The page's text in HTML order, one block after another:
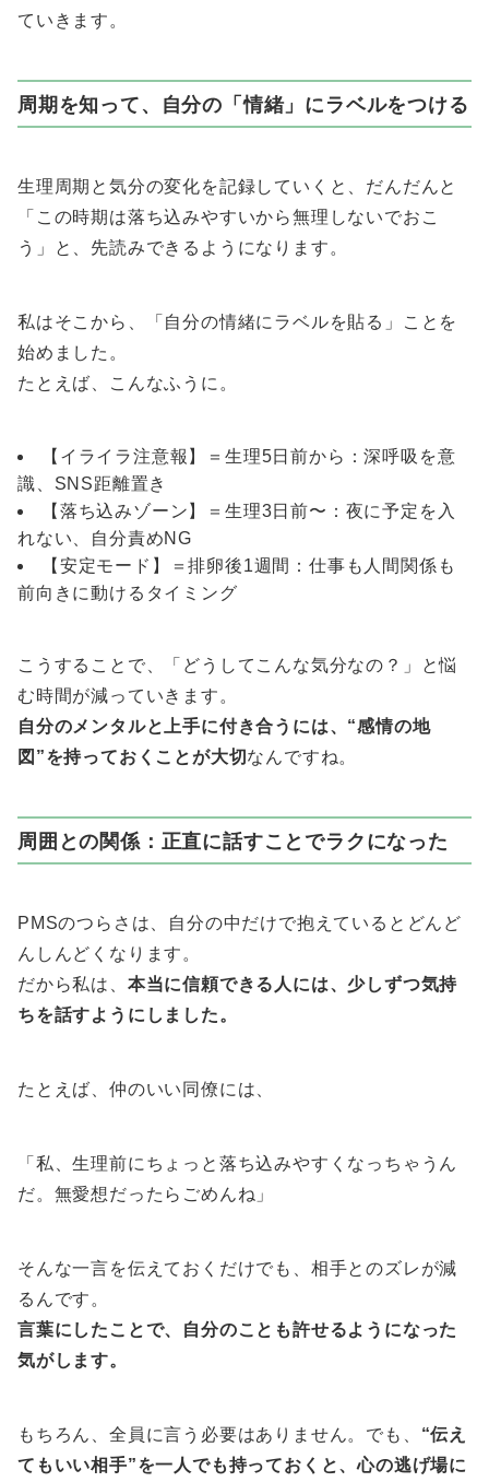
ていきます。
周期を知って、自分の「情緒」にラベルをつける
生理周期と気分の変化を記録していくと、だんだんと
「この時期は落ち込みやすいから無理しないでおこ
う」と、先読みできるようになります。
私はそこから、「自分の情緒にラベルを貼る」ことを
始めました。
たとえば、こんなふうに。
【イライラ注意報】＝生理5日前から：深呼吸を意
識、SNS距離置き
【落ち込みゾーン】＝生理3日前〜：夜に予定を入
れない、自分責めNG
【安定モード】＝排卵後1週間：仕事も人間関係も
前向きに動けるタイミング
こうすることで、「どうしてこんな気分なの？」と悩
む時間が減っていきます。
自分のメンタルと上手に付き合うには、“感情の地
図”を持っておくことが大切 なんですね。
周囲との関係：正直に話すことでラクになった
PMSのつらさは、自分の中だけで抱えているとどんど
んしんどくなります。
だから私は、 本当に信頼できる人には、少しずつ気持
ちを話すようにしました。
たとえば、仲のいい同僚には、
「私、生理前にちょっと落ち込みやすくなっちゃうん
だ。無愛想だったらごめんね」
そんな一言を伝えておくだけでも、相手とのズレが減
るんです。
言葉にしたことで、自分のことも許せるようになった
気がします。
もちろん、全員に言う必要はありません。でも、 “伝え
てもいい相手”を一人でも持っておくと、心の逃げ場に